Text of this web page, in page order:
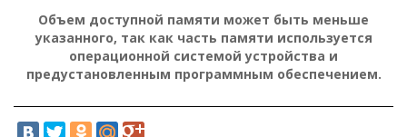
Объем доступной памяти может быть меньше
указанного, так как часть памяти используется
операционной системой устройства и
предустановленным программным обеспечением.